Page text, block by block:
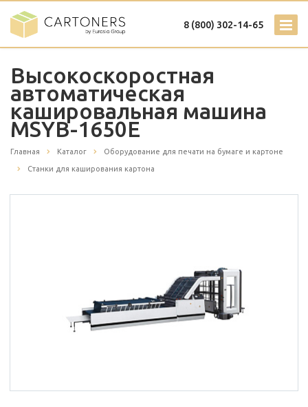
8 (800) 302-14-65
Высокоскоростная
автоматическая
кашировальная машина
MSYB-1650E
Главная Каталог Оборудование для печати на бумаге и картоне
Станки для каширования картона